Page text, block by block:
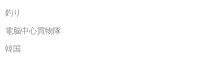
釣り
電脳中心買物隊
韓国